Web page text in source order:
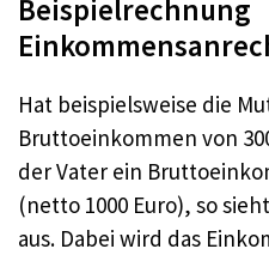
Beispielrechnung
Hat beispielsweise die
Bruttoeinkommen von
der Vater ein
(netto 1000 Euro), so
aus. Dabei wird das